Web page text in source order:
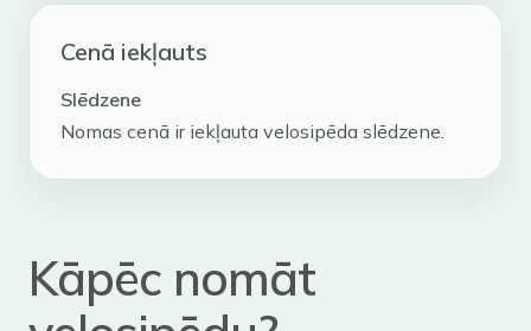
Cenā iekļauts
Slēdzene
Nomas cenā ir iekļauta velosipēda slēdzene.
Kāpēc nomāt